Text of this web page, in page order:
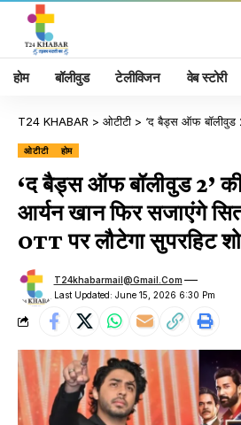
होम बॉलीवुड टेलीविजन वेब स्टोरी
T24 KHABAR > ओटीटी > ‘द बैड्स ऑफ बॉलीवुड 2’ की तैयारी शुरू! आर्यन
ओटीटी होम
‘द बैड्स ऑफ बॉलीवुड 2’
आर्यन खान फिर सजाएंगे
OTT पर लौटेगा सुपरहिट शो
Last Updated: June 15, 2026 6:30 Pm
T24khabarmail@gmail.com